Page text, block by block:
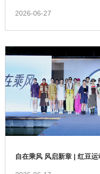
2026-06-27
自在乘风 风启新章 | 红豆